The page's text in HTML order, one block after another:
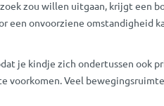
zou willen uitgaan, krijgt een
een onvoorziene omstandigheid
je kindje zich ondertussen
voorkomen. Veel